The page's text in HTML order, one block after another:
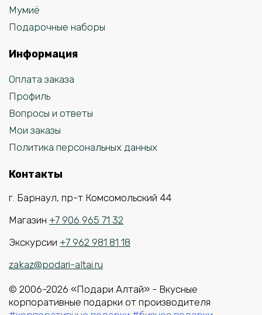
Мумиё
Подарочные наборы
Информация
Оплата заказа
Профиль
Вопросы и ответы
Мои заказы
Политика персональных данных
Контакты
г. Барнаул, пр-т Комсомольский 44
Магазин +7 906 965 71 32
Экскурсии +7 962 981 81 18
zakaz@podari-altai.ru
© 2006-2026 «Подари Алтай» - Вкусные
корпоративные подарки от производителя